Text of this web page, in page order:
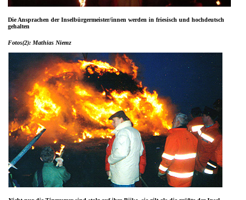
Die Ansprachen der Inselbürgermeister/innen werden in friesisch und hochdeutsch
gehalten
Fotos(2): Mathias Niemz